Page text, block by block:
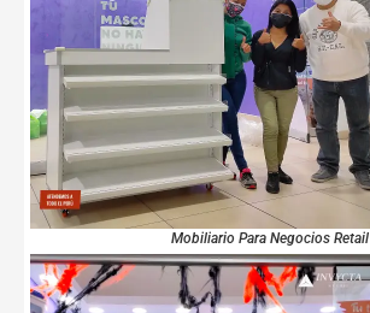
Mobiliario Para Negocios Retail